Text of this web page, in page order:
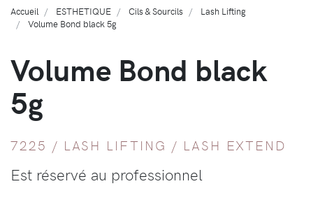
Accueil ESTHETIQUE Cils & Sourcils
Lash Lifting
Volume Bond black 5g
Volume Bond black
5g
7225 / LASH LIFTING / LASH EXTEND
Est réservé au professionnel